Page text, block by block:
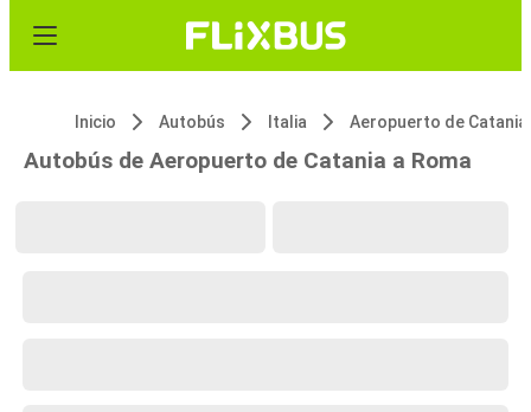
Inicio Autobús Italia Aeropuerto de Catania
Autobús de Aeropuerto de Catania a Roma